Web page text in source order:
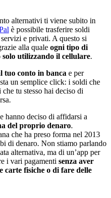
alternativi ti viene subito in
è possibile trasferire soldi
e privati. A questo si
alla quale ogni tipo di
solo utilizzando il cellulare.
tuo conto in banca e per
un semplice click: i soldi che
tu stesso hai deciso di
hanno deciso di affidarsi a
del proprio denaro.
che ha preso forma nel 2013
di denaro. Non stiamo parlando
alternativa, ma di un’app per
i vari pagamenti senza aver
carte fisiche o di fare delle